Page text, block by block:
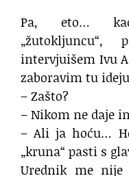
Pa, eto…
intervjuišem Ivu
zaboravim tu
– Zašto?
– Nikom ne daje
– Ali ja hoću…
„kruna“ pasti s
Urednik me nije